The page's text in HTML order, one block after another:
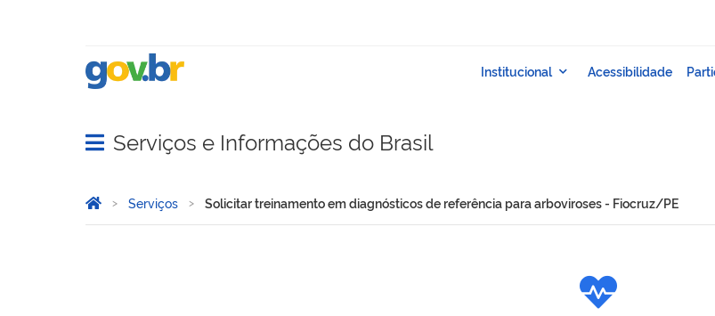
Abrir menu principal de navegação
Serviços e Informações do Brasil
Você está aqui:
Página Inicial
Serviços Solicitar treinamento em diagnósticos de referência para arboviroses - Fiocruz/PE